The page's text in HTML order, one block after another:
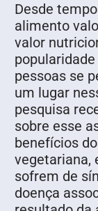
Desde
alimento
valor
pessoas se
um lugar
pesquisa
sobre esse
benefícios
vegetariana,
sofrem de
doença